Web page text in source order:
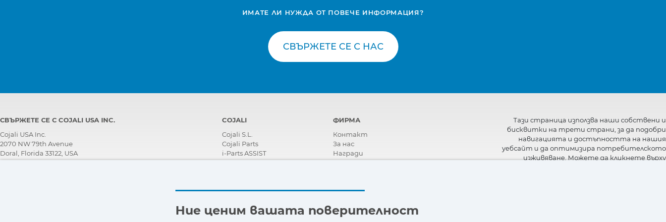
ИМАТЕ ЛИ НУЖДА ОТ ПОВЕЧЕ ИНФОРМАЦИЯ?
СВЪРЖЕТЕ СЕ С НАС
СВЪРЖЕТЕ СЕ С COJALI USA INC.
Cojali USA Inc.
2070 NW 79th Avenue
Doral, Florida 33122, USA
COJALI
Cojali S.L.
Cojali Parts
i-Parts ASSIST
ФИРМА
Контакт
За нас
Награди
Сертификати
Станете дистрибутор
Видеа
FAQ - Често задавани въпроси
Тази страница използва наши собствени и
бисквитки на трети страни, за да подобри
навигацията и достъпността на нашия
уебсайт и да оптимизира потребителското
изживяване. Можете да кликнете върху
Ние ценим вашата поверителност